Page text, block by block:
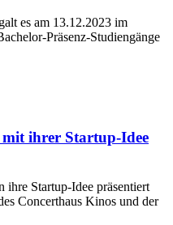
es am 13.12.2023 im
Präsenz-Studiengänge
ihrer Startup-Idee
ihre Startup-Idee präsentiert
Concerthaus Kinos und der